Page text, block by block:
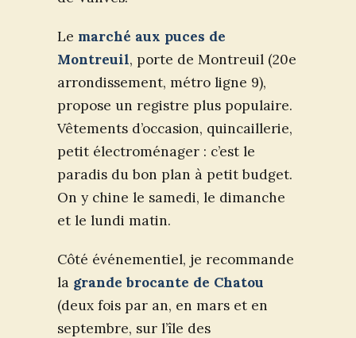
Le marché aux puces de
Montreuil, porte de Montreuil (20e
arrondissement, métro ligne 9),
propose un registre plus populaire.
Vêtements d’occasion, quincaillerie,
petit électroménager : c’est le
paradis du bon plan à petit budget.
On y chine le samedi, le dimanche
et le lundi matin.
Côté événementiel, je recommande
la grande brocante de Chatou
(deux fois par an, en mars et en
septembre, sur l’île des